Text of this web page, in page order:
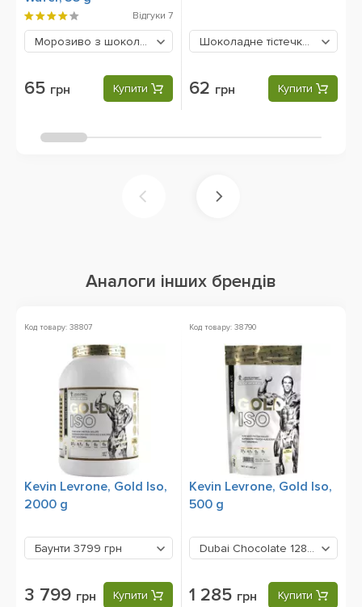
Відгуки 7
Морозиво з шоколадом 65 грн
65 грн Купити
Шоколадне тістечко брауні
62 грн Купити
Аналоги інших брендів
Код товару: 38807
Kevin Levrone, Gold Iso,
2000 g
Баунти 3799 грн
3 799 грн Купити
Код товару: 38790
Kevin Levrone, Gold Iso,
500 g
Dubai Chocolate 1285 грн
1 285 грн Купити